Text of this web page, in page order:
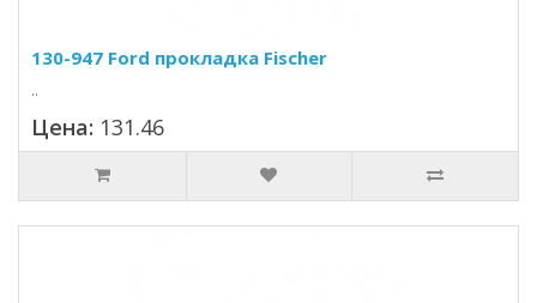
130-947 Ford прокладка Fischer
..
Цена: 131.46